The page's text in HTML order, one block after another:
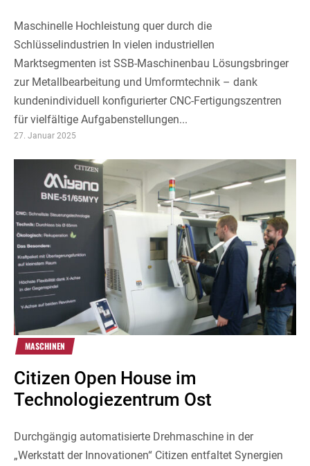
Maschinelle Hochleistung quer durch die
Schlüsselindustrien In vielen industriellen
Marktsegmenten ist SSB-Maschinenbau Lösungsbringer
zur Metallbearbeitung und Umformtechnik – dank
kundenindividuell konfigurierter CNC-Fertigungszentren
für vielfältige Aufgabenstellungen...
27. Januar 2025
MASCHINEN
Citizen Open House im
Technologiezentrum Ost
Durchgängig automatisierte Drehmaschine in der
„Werkstatt der Innovationen“ Citizen entfaltet Synergien